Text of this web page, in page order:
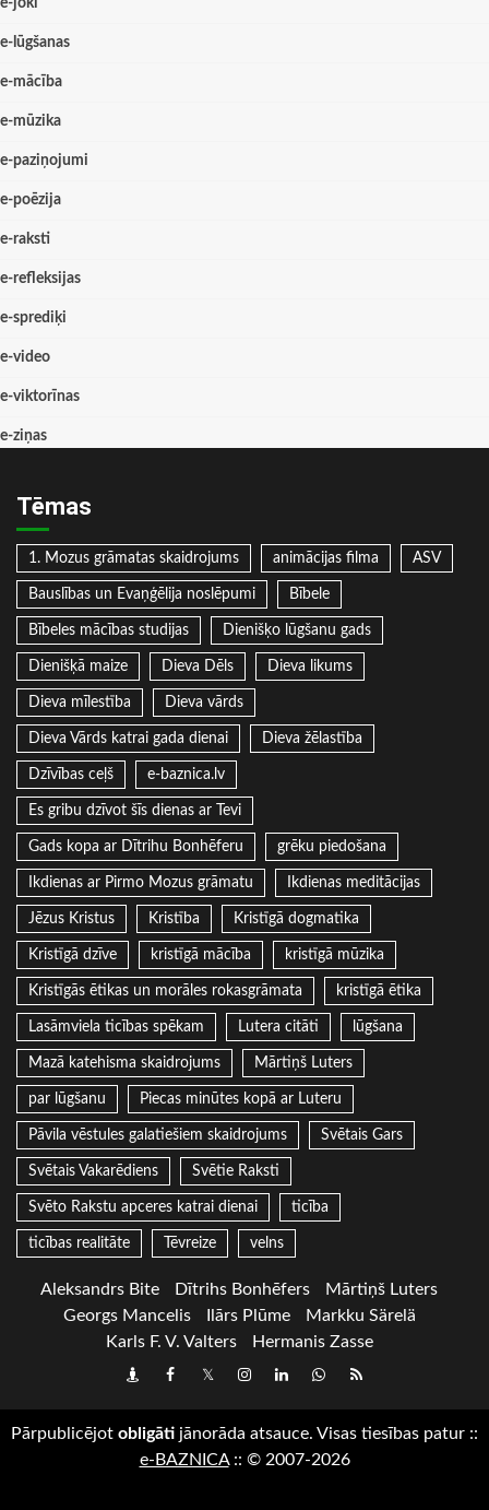
e-joki
e-lūgšanas
e-mācība
e-mūzika
e-paziņojumi
e-poēzija
e-raksti
e-refleksijas
e-sprediķi
e-video
e-viktorīnas
e-ziņas
Tēmas
1. Mozus grāmatas skaidrojums animācijas filma ASV
Bauslības un Evaņģēlija noslēpumi Bībele
Bībeles mācības studijas Dienišķo lūgšanu gads
Dienišķā maize Dieva Dēls Dieva likums
Dieva mīlestība Dieva vārds
Dieva Vārds katrai gada dienai Dieva žēlastība
Dzīvības ceļš e-baznica.lv
Es gribu dzīvot šīs dienas ar Tevi
Gads kopa ar Dītrihu Bonhēferu grēku piedošana
Ikdienas ar Pirmo Mozus grāmatu Ikdienas meditācijas
Jēzus Kristus Kristība Kristīgā dogmatika
Kristīgā dzīve kristīgā mācība kristīgā mūzika
Kristīgās ētikas un morāles rokasgrāmata kristīgā ētika
Lasāmviela ticības spēkam Lutera citāti lūgšana
Mazā katehisma skaidrojums Mārtiņš Luters
par lūgšanu Piecas minūtes kopā ar Luteru
Pāvila vēstules galatiešiem skaidrojums Svētais Gars
Svētais Vakarēdiens Svētie Raksti
Svēto Rakstu apceres katrai dienai ticība
ticības realitāte Tēvreize velns
Aleksandrs Bite Dītrihs Bonhēfers
Mārtiņš Luters
Georgs Mancelis
Ilārs Plūme
Markku Särelä
Karls F. V. Valters
Hermanis Zasse
DraugiemFacebook
TwitterInstagram
LinkedInwhatsapp
RSS
Pārpublicējot obligāti jānorāda atsauce. Visas tiesības patur ::
e-BAZNICA:: © 2007-2026